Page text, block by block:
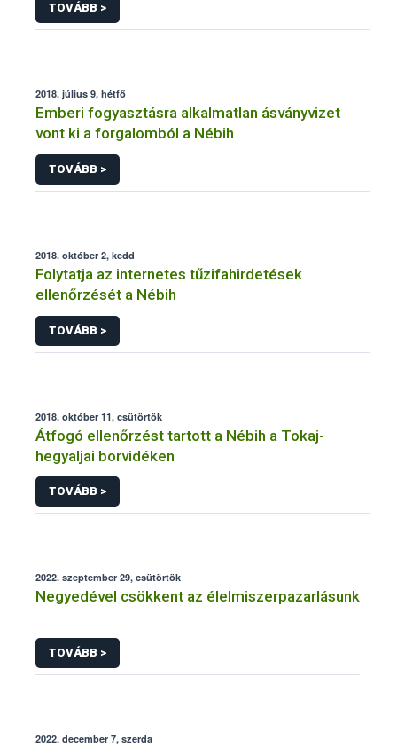
TOVÁBB >
2018. július 9, hétfő
Emberi fogyasztásra alkalmatlan ásványvizet
vont ki a forgalomból a Nébih
TOVÁBB >
2018. október 2, kedd
Folytatja az internetes tűzifahirdetések
ellenőrzését a Nébih
TOVÁBB >
2018. október 11, csütörtök
Átfogó ellenőrzést tartott a Nébih a Tokaj-
hegyaljai borvidéken
TOVÁBB >
2022. szeptember 29, csütörtök
Negyedével csökkent az élelmiszerpazarlásunk
TOVÁBB >
2022. december 7, szerda